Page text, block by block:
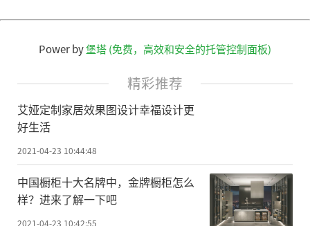
Power by堡塔 (免费，高效和安全的托管控制面板)
精彩推荐
艾娅定制家居效果图设计幸福设计更
好生活
2021-04-23 10:44:48
中国橱柜十大名牌中，金牌橱柜怎么
样？进来了解一下吧
2021-04-23 10:42:55